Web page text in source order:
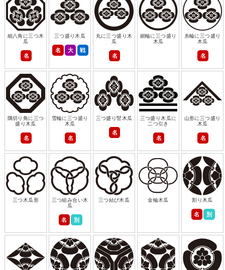
細八角に三つ木
瓜
名
三つ盛り木瓜
名 大 戦
丸に三つ盛り木
瓜
名
細輪に三つ盛り
木瓜
糸輪に三つ盛り
木瓜
名
隅切り角に三つ
盛り木瓜
名
雪輪に三つ盛り
木瓜
名
三つ盛り竪木瓜
名
三つ盛り木瓜に
二つ引き
名
山形に三つ盛り
木瓜
名
三つ木瓜形
三つ組み合い木
瓜
名 別
三つ結び木瓜 金輪木瓜 割り木瓜
名 別